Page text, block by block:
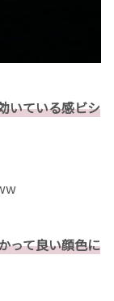
いている感ビシ
って良い顔色に